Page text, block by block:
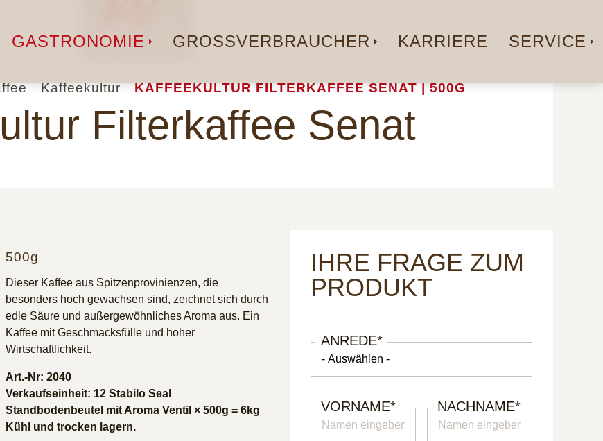
GASTRONOMIE GROSSVERBRAUCHER KARRIERE SERVICE
Kaffeekultur KAFFEEKULTUR FILTERKAFFEE SENAT | 500G
Filterkaffee Senat
500g
Dieser Kaffee aus Spitzenprovinienzen, die
besonders hoch gewachsen sind, zeichnet sich durch
edle Säure und außergewöhnliches Aroma aus. Ein
Kaffee mit Geschmacksfülle und hoher
Wirtschaftlichkeit.
Art.-Nr: 2040
Verkaufseinheit: 12 Stabilo Seal
Standbodenbeutel mit Aroma Ventil × 500g = 6kg
Kühl und trocken lagern.
IHRE FRAGE ZUM
PRODUKT
ANREDE*
VORNAME* NACHNAME*